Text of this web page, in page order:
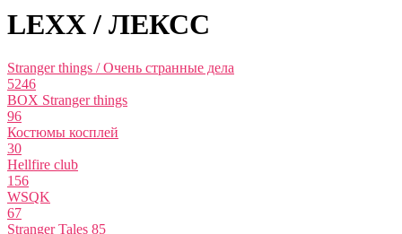
LEXX / ЛЕКСС
Stranger things / Очень странные дела
5246
BOX Stranger things
96
Костюмы косплей
30
Hellfire club
156
WSQK
67
Stranger Tales 85